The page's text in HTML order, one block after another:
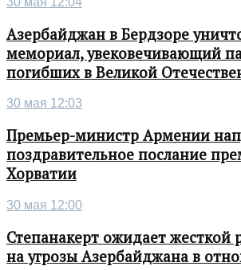
Азербайджан в Бердзоре
мемориал, увековечивающий
погибших в Великой
30 мая 12:03
Премьер-министр Армении
поздравительное послание
Хорватии
30 мая 12:00
Степанакерт ожидает жесткой
на угрозы Азербайджана в